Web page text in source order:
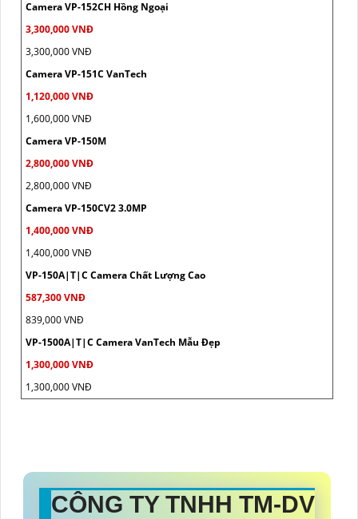
Camera VP-152CH Hồng Ngoại
3,300,000 VNĐ
3,300,000 VNĐ
Camera VP-151C VanTech
1,120,000 VNĐ
1,600,000 VNĐ
Camera VP-150M
2,800,000 VNĐ
2,800,000 VNĐ
Camera VP-150CV2 3.0MP
1,400,000 VNĐ
1,400,000 VNĐ
VP-150A|T|C Camera Chất Lượng Cao
587,300 VNĐ
839,000 VNĐ
VP-1500A|T|C Camera VanTech Mẫu Đẹp
1,300,000 VNĐ
1,300,000 VNĐ
CÔNG TY TNHH TM-DV